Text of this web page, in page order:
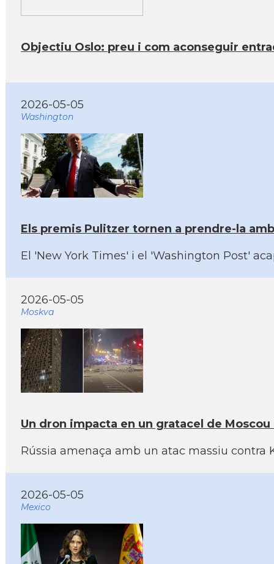
Objectiu Oslo: preu i com aconseguir
2026-05-05
Washington
Els premis Pulitzer tornen a prendre-la
El 'New York Times' i el 'Washington Post'
2026-05-05
Moskva
Un dron impacta en un gratacel de
Rússia amenaça amb un atac massiu contra
2026-05-05
Mexico